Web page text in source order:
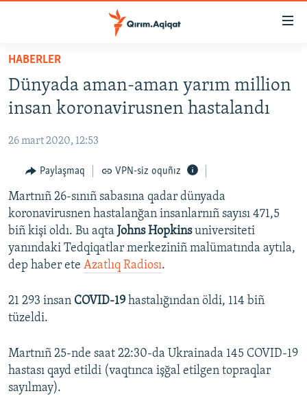
Esas
qaytmaq
Baş
qaytmaq
qaytmaq
SİYASET
CEMİYET
MEDENİYET
İNSAN AQLARI
VİDEO
SÜRET
BLOGLAR
FİKİR
Українською
QOŞULIÑIZ!
HABERLER
Dünyada aman-aman yarım million
insan koronavirusnen hastalandı
26 mart 2020, 12:53
Paylaşmaq VPN-siz oquñız
Martnıñ 26-sınıñ sabasına qadar dünyada
koronavirusnen hastalanğan insanlarnıñ sayısı 471,5
biñ kişi oldı. Bu aqta Johns Hopkinsuniversiteti
yanındaki Tedqiqatlar merkeziniñ malümatında aytıla,
dep haber ete Azatlıq Radiosı.
21 293 insan COVID-19 hastalığından öldi, 114 biñ
tüzeldi.
Martnıñ 25-nde saat 22:30-da Ukrainada 145 COVID-19
hastası qayd etildi (vaqtınca işğal etilgen topraqlar
sayılmay).